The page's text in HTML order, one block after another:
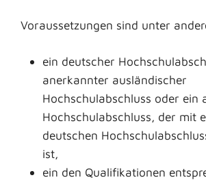
Voraussetzungen sind unter
ein deutscher
anerkannter ausländischer
Hochschulabschluss oder ein
Hochschulabschluss, der mit
deutschen
ist,
ein den Qualifikationen